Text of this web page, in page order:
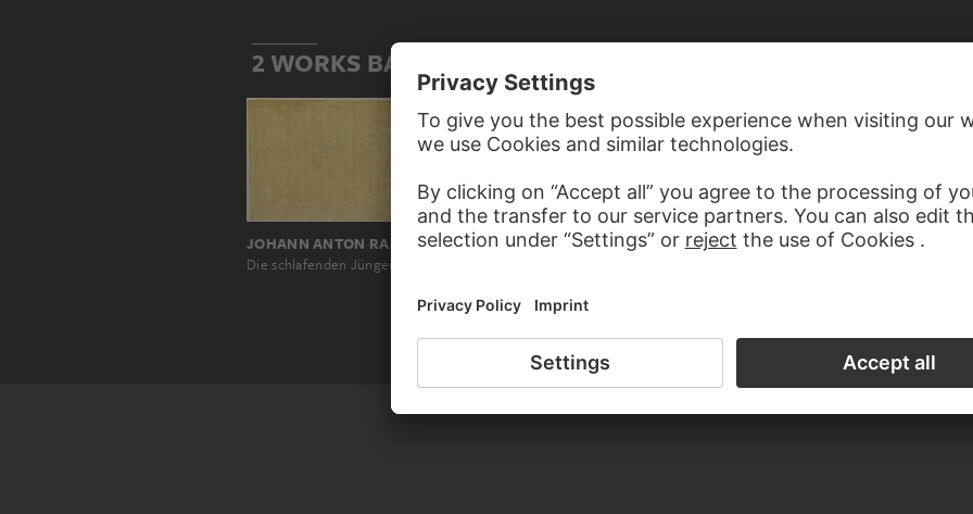
2 WORKS BASED ON BARNA DA SIENA
JOHANN ANTON RAMBOUX, NACH UGOLINO DA SIENA, NACH BARNA DA SIENA, NACH GUIDO DI CENNI